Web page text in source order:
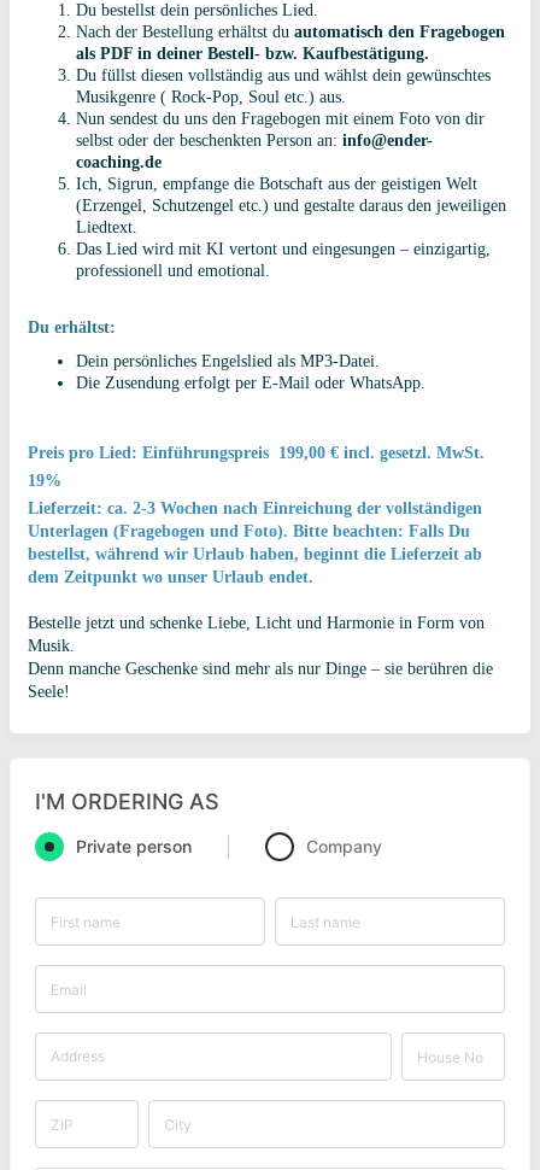
Du bestellst dein persönliches Lied.
Nach der Bestellung erhältst du automatisch den Fragebogen
als PDF in deiner Bestell- bzw. Kaufbestätigung.
Du füllst diesen vollständig aus und wählst dein gewünschtes
Musikgenre ( Rock-Pop, Soul etc.) aus.
Nun sendest du uns den Fragebogen mit einem Foto von dir
selbst oder der beschenkten Person an: info@ender-
coaching.de
Ich, Sigrun, empfange die Botschaft aus der geistigen Welt
(Erzengel, Schutzengel etc.) und gestalte daraus den jeweiligen
Liedtext.
Das Lied wird mit KI vertont und eingesungen – einzigartig,
professionell und emotional.
Du erhältst:
Dein persönliches Engelslied als MP3-Datei.
Die Zusendung erfolgt per E-Mail oder WhatsApp.
Preis pro Lied: Einführungspreis 199,00 € incl. gesetzl. MwSt.
19%
Lieferzeit: ca. 2-3 Wochen nach Einreichung der vollständigen
Unterlagen (Fragebogen und Foto). Bitte beachten: Falls Du
bestellst, während wir Urlaub haben, beginnt die Lieferzeit ab
dem Zeitpunkt wo unser Urlaub endet.
Bestelle jetzt und schenke Liebe, Licht und Harmonie in Form von
Musik.
Denn manche Geschenke sind mehr als nur Dinge – sie berühren die
Seele!
I'M ORDERING AS
Private person Company